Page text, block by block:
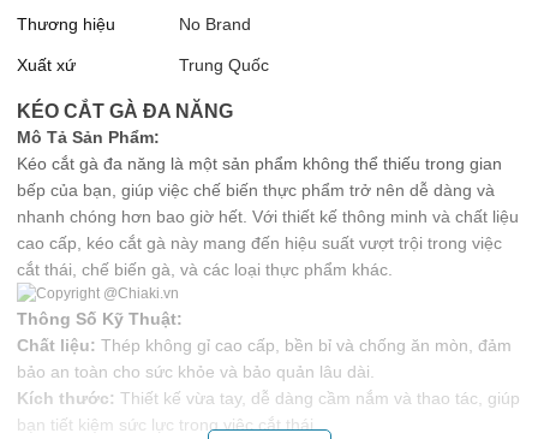
Thương hiệu No Brand
Xuất xứ Trung Quốc
KÉO CẮT GÀ ĐA NĂNG
Mô Tả Sản Phẩm:
Kéo cắt gà đa năng là một sản phẩm không thể thiếu trong gian
bếp của bạn, giúp việc chế biến thực phẩm trở nên dễ dàng và
nhanh chóng hơn bao giờ hết. Với thiết kế thông minh và chất liệu
cao cấp, kéo cắt gà này mang đến hiệu suất vượt trội trong việc
cắt thái, chế biến gà, và các loại thực phẩm khác.
Thông Số Kỹ Thuật:
Chất liệu: Thép không gỉ cao cấp, bền bỉ và chống ăn mòn, đảm
bảo an toàn cho sức khỏe và bảo quản lâu dài.
Kích thước: Thiết kế vừa tay, dễ dàng cầm nắm và thao tác, giúp
bạn tiết kiệm sức lực trong việc cắt thái.